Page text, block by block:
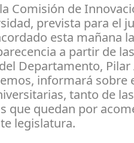
Comisión de
prevista para el
esta mañana
a partir de
Departamento, Pilar
informará sobre
tanto de
que quedan por
legislatura.